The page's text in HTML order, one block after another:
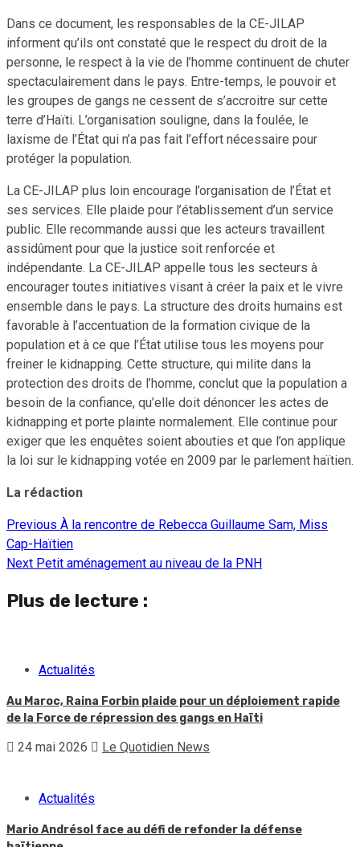
Dans ce document, les responsables de la CE-JILAP
informent qu’ils ont constaté que le respect du droit de la
personne, le respect à la vie de l’homme continuent de chuter
spectaculairement dans le pays. Entre-temps, le pouvoir et
les groupes de gangs ne cessent de s’accroitre sur cette
terre d’Haïti. L’organisation souligne, dans la foulée, le
laxisme de l’État qui n’a pas fait l’effort nécessaire pour
protéger la population.
La CE-JILAP plus loin encourage l’organisation de l’État et
ses services. Elle plaide pour l’établissement d’un service
public. Elle recommande aussi que les acteurs travaillent
assidûment pour que la justice soit renforcée et
indépendante. La CE-JILAP appelle tous les secteurs à
encourager toutes initiatives visant à créer la paix et le vivre
ensemble dans le pays. La structure des droits humains est
favorable à l’accentuation de la formation civique de la
population et à ce que l’État utilise tous les moyens pour
freiner le kidnapping. Cette structure, qui milite dans la
protection des droits de l’homme, conclut que la population a
besoin de la confiance, qu’elle doit dénoncer les actes de
kidnapping et porte plainte normalement. Elle continue pour
exiger que les enquêtes soient abouties et que l’on applique
la loi sur le kidnapping votée en 2009 par le parlement haïtien.
La rédaction
Continue
Reading
Previous À la rencontre de Rebecca Guillaume Sam, Miss
Cap-Haïtien
Next Petit aménagement au niveau de la PNH
Plus de lecture :
Actualités
Au Maroc, Raina Forbin plaide pour un déploiement rapide
de la Force de répression des gangs en Haïti
24 mai 2026 Le Quotidien News
Actualités
Mario Andrésol face au défi de refonder la défense